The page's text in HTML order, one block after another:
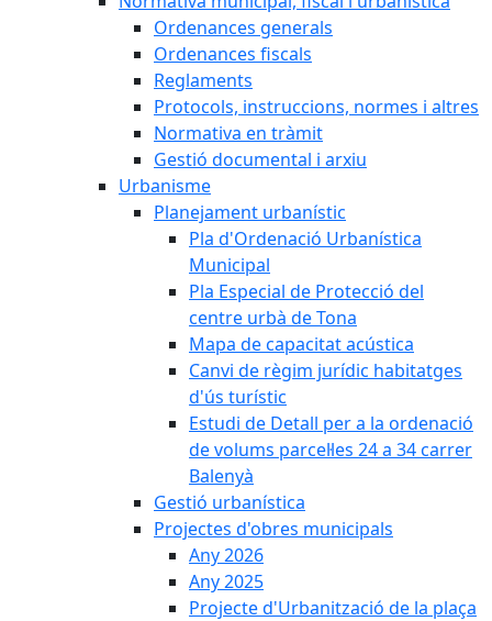
Ordenances generals
Ordenances fiscals
Reglaments
Protocols, instruccions, normes i altres
Normativa en tràmit
Gestió documental i arxiu
Urbanisme
Planejament urbanístic
Pla d'Ordenació Urbanística
Municipal
Pla Especial de Protecció del
centre urbà de Tona
Mapa de capacitat acústica
Canvi de règim jurídic habitatges
d'ús turístic
Estudi de Detall per a la ordenació
de volums parcel·les 24 a 34 carrer
Balenyà
Gestió urbanística
Projectes d'obres municipals
Any 2026
Any 2025
Projecte d'Urbanització de la plaça